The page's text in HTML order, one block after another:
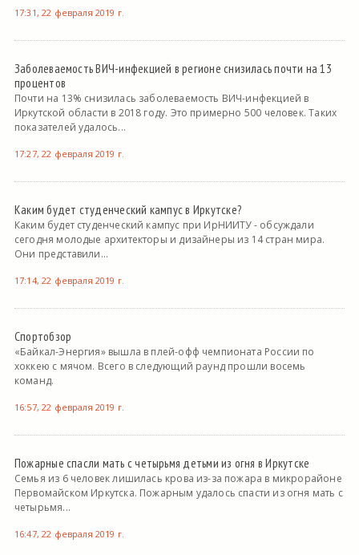
17:31, 22 февраля 2019 г.
Заболеваемость ВИЧ-инфекцией в регионе снизилась почти на 13
процентов
Почти на 13% снизилась заболеваемость ВИЧ-инфекцией в
Иркутской области в 2018 году. Это примерно 500 человек. Таких
показателей удалось...
17:27, 22 февраля 2019 г.
Каким будет студенческий кампус в Иркутске?
Каким будет студенческий кампус при ИрНИИТУ - обсуждали
сегодня молодые архитекторы и дизайнеры из 14 стран мира.
Они представили...
17:14, 22 февраля 2019 г.
Спортобзор
«Байкал-Энергия» вышла в плей-офф чемпионата России по
хоккею с мячом. Всего в следующий раунд прошли восемь
команд.
16:57, 22 февраля 2019 г.
Пожарные спасли мать с четырьмя детьми из огня в Иркутске
Семья из 6 человек лишилась крова из-за пожара в микрорайоне
Первомайском Иркутска. Пожарным удалось спасти из огня мать с
четырьмя...
16:47, 22 февраля 2019 г.